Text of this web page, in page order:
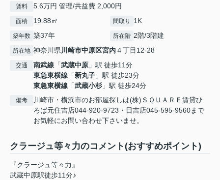
賃料 5.6万円 管理/共益費 2,000円
面積 19.88㎡ 間取り 1K
築年数 築37年 所在階 2階/3階建
所在地 神奈川県川崎市中原区宮内４丁目12-28
交通 南武線 「武蔵中原 」駅 徒歩11分
東急東横線 「新丸子 」駅 徒歩23分
東急東横線 「武蔵小杉 」駅 徒歩24分
備考
川崎市・横浜市のお部屋探しは(株)ＳＱＵＡＲＥ賃貸ひ
ろば元住吉店044-920-9723・日吉店045-595-9560まで
お気軽にお問い合わせ下さいませ。
クラージュ等々力のコメント(おすすめポイント)
『クラージュ等々力』
武蔵中原駅徒歩11分♪